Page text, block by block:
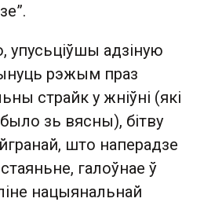
упусьціўшы адзіную
рэжым праз
страйк у жніўні (які
зь вясны), бітву
што наперадзе
галоўнае ў
нацыянальнай